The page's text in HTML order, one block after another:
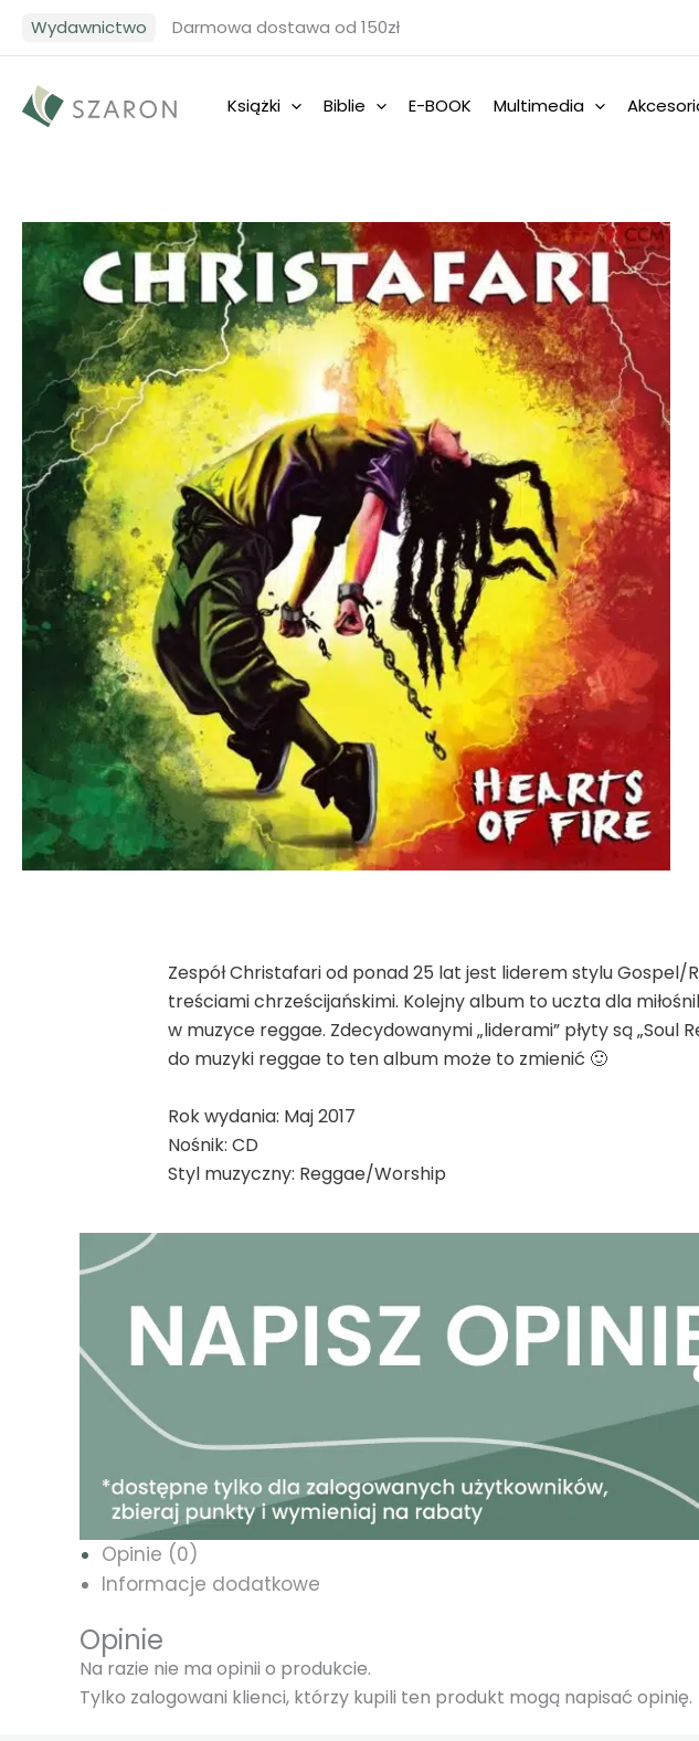
Wydawnictwo Darmowa dostawa od 150zł
Książki Biblie E-BOOK Multimedia
Zespół Christafari od ponad 25 lat jest liderem stylu
treściami chrześcijańskimi. Kolejny album to uczta dla
w muzyce reggae. Zdecydowanymi „liderami” płyty są „Soul
do muzyki reggae to ten album może to zmienić 🙂
Rok wydania: Maj 2017
Nośnik: CD
Styl muzyczny: Reggae/Worship
Opinie (0)
Informacje dodatkowe
Opinie
Na razie nie ma opinii o produkcie.
Tylko zalogowani klienci, którzy kupili ten produkt mogą napisać opinię.